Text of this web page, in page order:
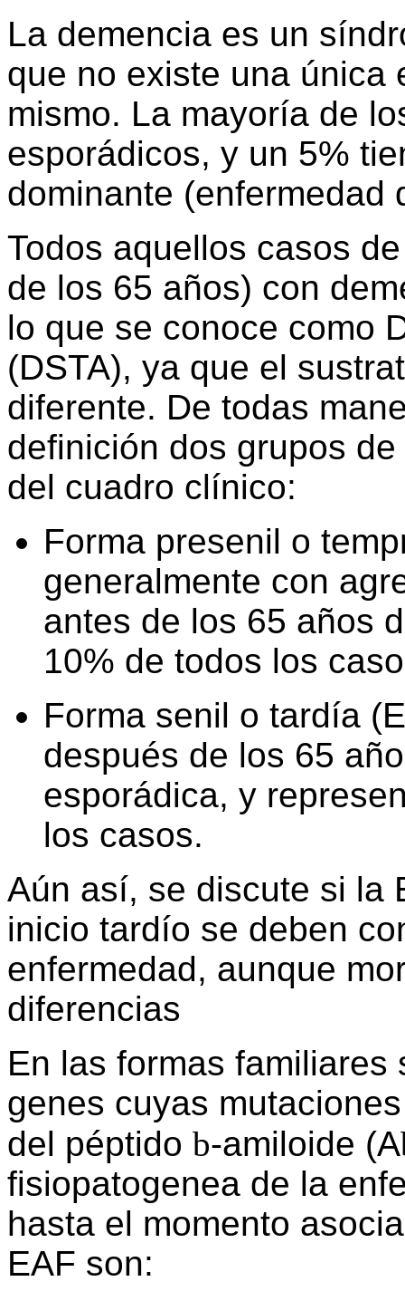
La demencia es un
que no existe una única
mismo. La mayoría de
esporádicos, y un 5%
dominante (enfermedad
Todos aquellos casos
de los 65 años) con
lo que se conoce como
(DSTA), ya que el
diferente. De todas
definición dos grupos
del cuadro clínico:
Forma presenil o
generalmente con
antes de los 65 años
10% de todos los
Forma senil o tardía
después de los 65
esporádica, y
los casos.
Aún así, se discute si la
inicio tardío se deben
enfermedad, aunque
diferencias
En las formas
genes cuyas
del péptido b-amiloide (A
fisiopatogenea de la
hasta el momento
EAF son: